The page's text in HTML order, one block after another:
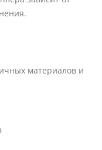
материалов и